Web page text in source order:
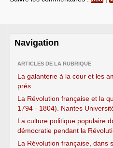
Navigation
ARTICLES DE LA RUBRIQUE
La galanterie à la cour et les
prés
La Révolution française et la
1794 - 1804). Nantes
La culture politique populaire
démocratie pendant la
La Révolution française, dans